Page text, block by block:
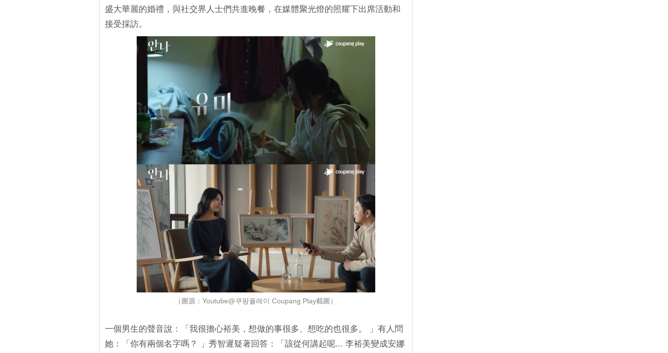
盛大華麗的婚禮，與社交界人士們共進晚餐，在媒體聚光燈的照耀下出席活動和
接受採訪。
（圖源：Youtube@쿠팡플레이 Coupang Play截圖）
一個男生的聲音說：「我很擔心裕美，想做的事很多、想吃的也很多。 」有人問
她：「你有兩個名字嗎？ 」秀智遲疑著回答：「該從何講起呢... 李裕美變成安娜